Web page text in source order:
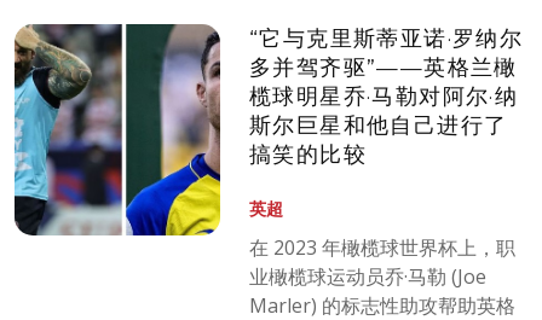
“它与克里斯蒂亚诺·罗纳尔
多并驾齐驱”——英格兰橄
榄球明星乔·马勒对阿尔·纳
斯尔巨星和他自己进行了
搞笑的比较
英超
在 2023 年橄榄球世界杯上，职
业橄榄球运动员乔·马勒 (Joe
Marler) 的标志性助攻帮助英格